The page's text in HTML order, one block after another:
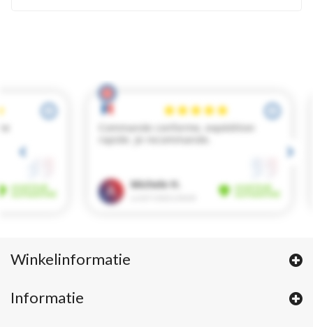
Winkelinformatie
Informatie